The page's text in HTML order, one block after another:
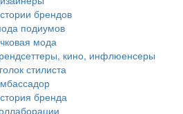
брендов
подиумов
мода
кино, инфлюенсеры
стилиста
бренда